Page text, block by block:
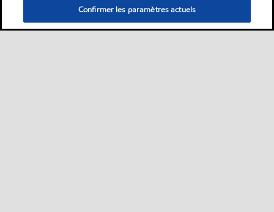
Confirmer les paramètres actuels